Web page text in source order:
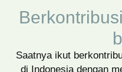
Saatnya ikut
di Indonesia dengan